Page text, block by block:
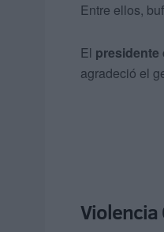
Entre ellos,
El presidente
agradeció el